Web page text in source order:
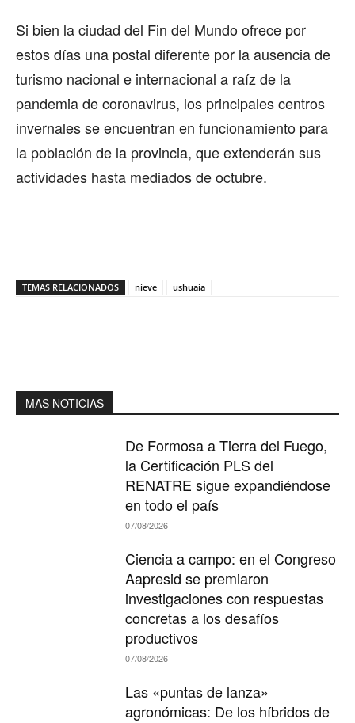
Si bien la ciudad del Fin del Mundo ofrece por
estos días una postal diferente por la ausencia de
turismo nacional e internacional a raíz de la
pandemia de coronavirus, los principales centros
invernales se encuentran en funcionamiento para
la población de la provincia, que extenderán sus
actividades hasta mediados de octubre.
TEMAS RELACIONADOS nieve ushuaia
MAS NOTICIAS
De Formosa a Tierra del Fuego,
la Certificación PLS del
RENATRE sigue expandiéndose
en todo el país
07/08/2026
Ciencia a campo: en el Congreso
Aapresid se premiaron
investigaciones con respuestas
concretas a los desafíos
productivos
07/08/2026
Las «puntas de lanza»
agronómicas: De los híbridos de